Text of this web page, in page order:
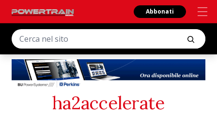
Abbonati
ha2accelerate